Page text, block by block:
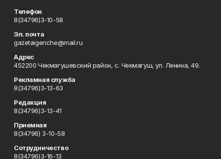
Телефон
8(34796)3-10-58
Эл. почта
gazetaigenche@mail.ru
Адрес
452200 Чекмагушевский район, с. Чекмагуш, ул. Ленина, 49.
Рекламная служба
8(34796)3-13-63
Редакция
8(34796)3-13-41
Приемная
8(34796) 3-10-58
Сотрудничество
8(34796)3-16-13